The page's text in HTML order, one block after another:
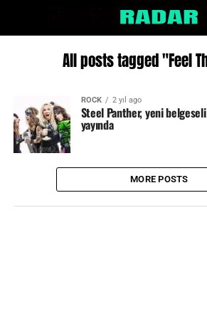
All posts tagged "Feel
ROCK 2 yıl ago
Steel Panther, yeni
yayında
MORE POSTS